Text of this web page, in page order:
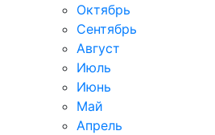
Октябрь
Сентябрь
Август
Июль
Июнь
Май
Апрель